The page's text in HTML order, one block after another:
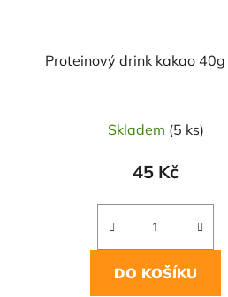
Proteinový drink kakao 40g
Skladem (5 ks)
45 Kč
DO KOŠÍKU